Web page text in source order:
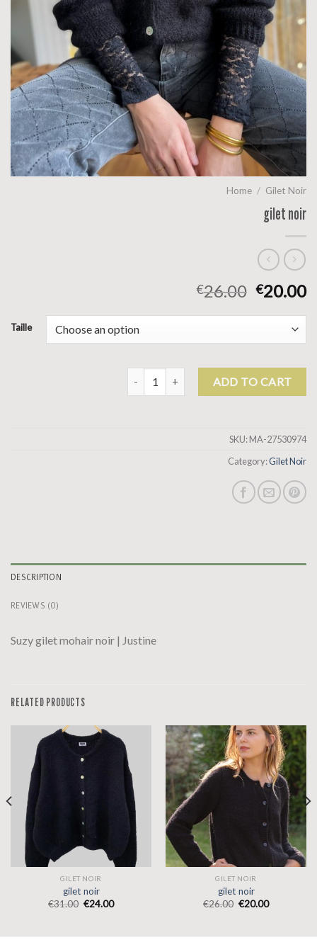
Home / Gilet Noir
gilet noir
€26.00 €20.00
Taille
ADD TO CART
SKU:MA-27530974
Category:Gilet Noir
DESCRIPTION
REVIEWS (0)
Suzy gilet mohair noir | Justine
RELATED PRODUCTS
GILET NOIR
gilet noir
€31.00 €24.00
GILET NOIR
gilet noir
€26.00 €20.00